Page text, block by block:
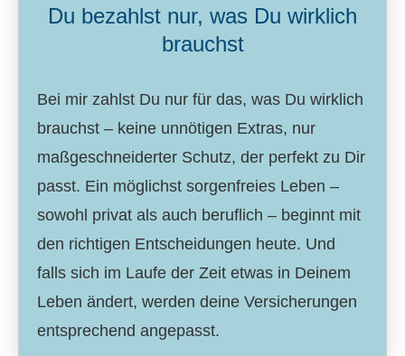
Du bezahlst nur, was Du wirklich
brauchst
Bei mir zahlst Du nur für das, was Du wirklich
brauchst – keine unnötigen Extras, nur
maßgeschneiderter Schutz, der perfekt zu Dir
passt. Ein möglichst sorgenfreies Leben –
sowohl privat als auch beruflich – beginnt mit
den richtigen Entscheidungen heute. Und
falls sich im Laufe der Zeit etwas in Deinem
Leben ändert, werden deine Versicherungen
entsprechend angepasst.